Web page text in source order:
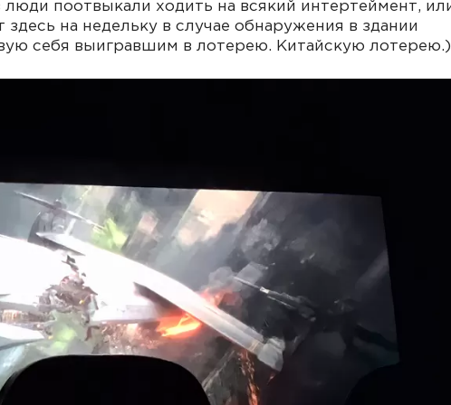
поотвыкали ходить на всякий интертеймент,
на недельку в случае обнаружения в здании
себя выигравшим в лотерею. Китайскую лотерею.)